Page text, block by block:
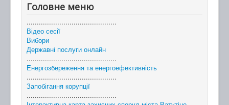
Головне меню
............................................
Відео сесії
Вибори
Державні послуги онлайн
............................................
Енергозбереження та енергоефективність
............................................
Запобігання корупції
............................................